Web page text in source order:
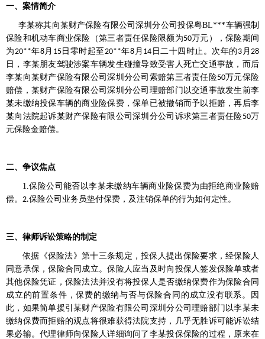
一、案情简介
李某称其向某财产保险有限公司深圳分公司投保粤BL***车辆强制
保险和机动车商业保险（第三者责任保险限额为50万元），保险期间
为20**年8月 15日零时起至20**年8 月 14 日二十四时止。次年的 3月 28
日，李某朋友驾驶涉案车辆发生碰撞导致受害人死亡交通事故，而后
李某向某财产保险有限公司深圳分公司索赔第三者责任险50万元保险
赔偿，某财产保险有限公司深圳分公司理赔部门以交通事故发生前李
某未缴纳投保车辆的商业险保费，保单已被撤销而予以拒赔，再后李
某向法院起诉某财产保险有限公司深圳分公司诉求第三者责任险50万
元保险金赔偿。
二、争议焦点
1. 保险公司能否以李某未缴纳车辆商业险保费为由拒绝商业险赔
偿。 2.保险公司业务员垫付保费，及注销保单的行为如何定性。
三、律师诉讼策略的制定
依据《保险法》第十三条规定，投保人提出保险要求，经保险人
同意承保，保险合同成立。保险人应当及时向投保人签发保险单或者
其他保险凭证，保险法法并没有将投保人是否缴纳保费作为保险合同
成立的前置条件，保费的缴纳与否与保险合同的成立没有联系。因
此，如果简单援引某财产保险有限公司深圳分公司理赔部门以李某未
缴纳保费而拒赔的观点将很难获得法院支持，几乎无胜诉可能诉讼结
果必输。代理律师向保险人详细询问了李某投保保险的过程，原来在